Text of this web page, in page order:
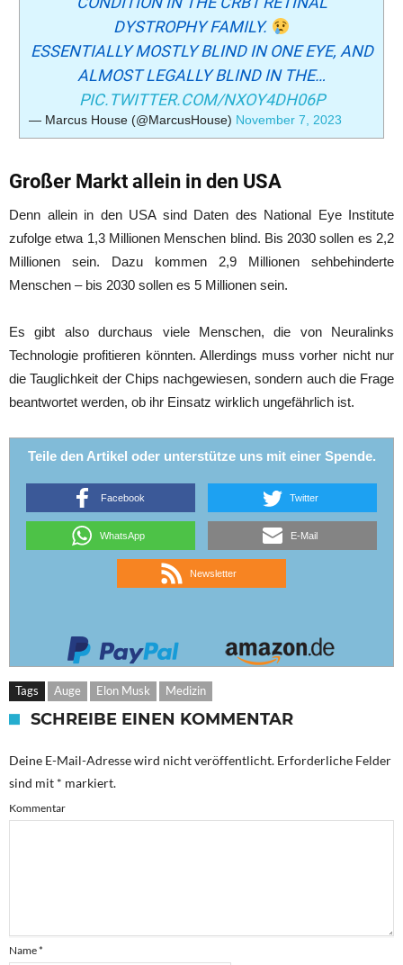
DYSTROPHY FAMILY.
ESSENTIALLY MOSTLY BLIND IN ONE EYE, AND
ALMOST LEGALLY BLIND IN THE…
PIC.TWITTER.COM/NXOY4DH06P
— Marcus House (@MarcusHouse) November 7, 2023
Großer Markt allein in den USA
Denn allein in den USA sind Daten des National Eye Institute
zufolge etwa 1,3 Millionen Menschen blind. Bis 2030 sollen es 2,2
Millionen sein. Dazu kommen 2,9 Millionen sehbehinderte
Menschen – bis 2030 sollen es 5 Millionen sein.
Es gibt also durchaus viele Menschen, die von Neuralinks
Technologie profitieren könnten. Allerdings muss vorher nicht nur
die Tauglichkeit der Chips nachgewiesen, sondern auch die Frage
beantwortet werden, ob ihr Einsatz wirklich ungefährlich ist.
Teile den Artikel oder unterstütze uns mit einer Spende.
Facebook Twitter
WhatsApp E-Mail
Newsletter
Tags Auge Elon Musk Medizin
SCHREIBE EINEN KOMMENTAR
Deine E-Mail-Adresse wird nicht veröffentlicht. Erforderliche Felder
sind mit * markiert.
Kommentar
Name*